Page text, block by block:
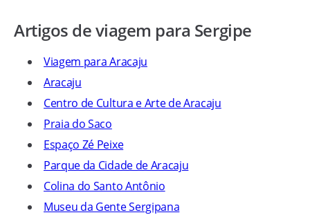
Artigos de viagem para Sergipe
Viagem para Aracaju
Aracaju
Centro de Cultura e Arte de Aracaju
Praia do Saco
Espaço Zé Peixe
Parque da Cidade de Aracaju
Colina do Santo Antônio
Museu da Gente Sergipana